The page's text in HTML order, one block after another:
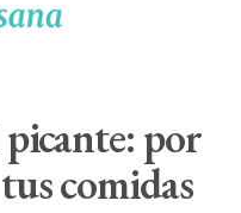
por
comidas